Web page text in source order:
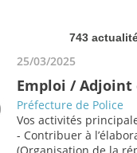
743
25/03/2025
Emploi /
Préfecture de Police
Vos activités
- Contribuer à